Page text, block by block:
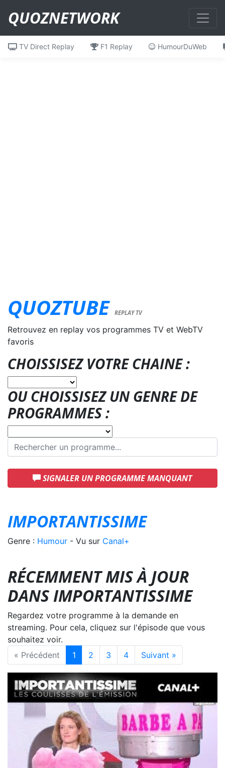
QUOZNETWORK
TV Direct Replay F1 Replay HumourDuWeb
QUOZTUBE REPLAY TV
Retrouvez en replay vos programmes TV et WebTV
favoris
CHOISSISEZ VOTRE CHAINE :
OU CHOISSISEZ UN GENRE DE
PROGRAMMES :
SIGNALER UN PROGRAMME MANQUANT
IMPORTANTISSIME
Genre : Humour - Vu sur Canal+
RÉCEMMENT MIS À JOUR
DANS IMPORTANTISSIME
Regardez votre programme à la demande en
streaming. Pour cela, cliquez sur l'épisode que vous
souhaitez voir.
« Précédent
1 2 3 4 Suivant »